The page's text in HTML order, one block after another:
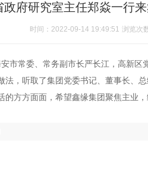
政府研究室主任郑焱一行
时间：2022-09-14 19:49:51 浏览次
市常委、常务副市长严长江，高新区
，听取了集团党委书记、董事长、
方方面面，希望鑫缘集团聚焦主业